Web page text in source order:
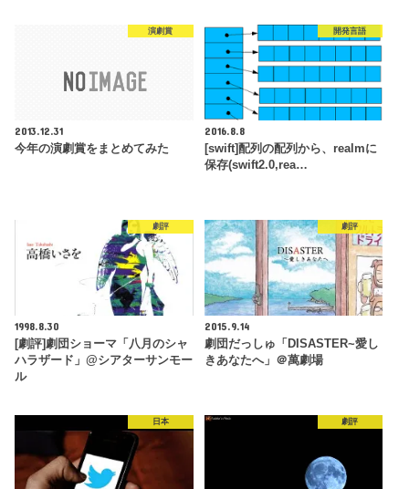
演劇賞
2013.12.31
今年の演劇賞をまとめてみた
開発言語
2016.8.8
[swift]配列の配列から、realmに
保存(swift2.0,rea…
劇評
1998.8.30
[劇評]劇団ショーマ「八月のシャ
ハラザード」@シアターサンモー
ル
劇評
2015.9.14
劇団だっしゅ「DISASTER~愛し
きあなたへ」＠萬劇場
日本 劇評